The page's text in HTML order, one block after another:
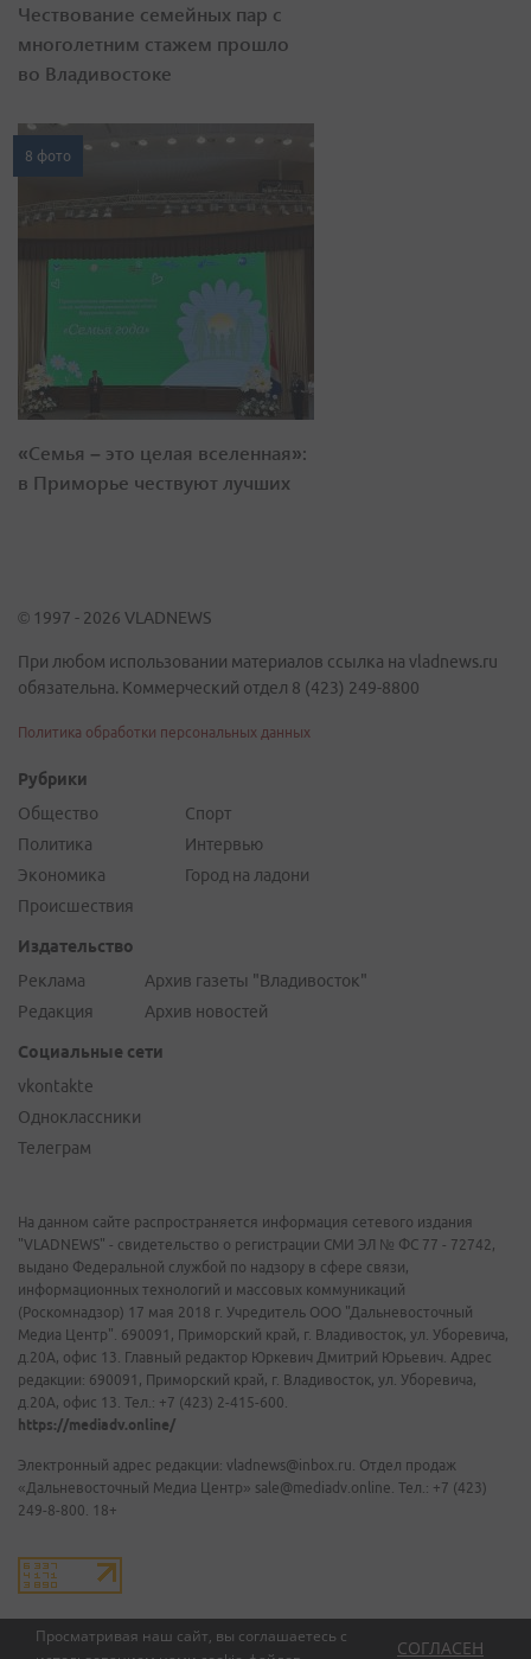
Просматривая наш сайт, вы соглашаетесь с
СОГЛАСЕН
Чествование семейных пар с
многолетним стажем прошло
во Владивостоке
8 фото
«Семья – это целая вселенная»:
в Приморье чествуют лучших
© 1997 - 2026 VLADNEWS
При любом использовании материалов ссылка на vladnews.ru
обязательна. Коммерческий отдел 8 (423) 249-8800
Политика обработки персональных данных
Рубрики
Общество
Политика
Экономика
Происшествия
Спорт
Интервью
Город на ладони
Издательство
Реклама
Редакция
Архив газеты "Владивосток"
Архив новостей
Социальные сети
vkontakte
Одноклассники
Телеграм
На данном сайте распространяется информация сетевого издания
"VLADNEWS" - свидетельство о регистрации СМИ ЭЛ № ФС 77 - 72742,
выдано Федеральной службой по надзору в сфере связи,
информационных технологий и массовых коммуникаций
(Роскомнадзор) 17 мая 2018 г. Учредитель ООО "Дальневосточный
Медиа Центр". 690091, Приморский край, г. Владивосток, ул. Уборевича,
д.20А, офис 13. Главный редактор Юркевич Дмитрий Юрьевич. Адрес
редакции: 690091, Приморский край, г. Владивосток, ул. Уборевича,
д.20А, офис 13. Тел.: +7 (423) 2-415-600.
https://mediadv.online/
Электронный адрес редакции: vladnews@inbox.ru. Отдел продаж
«Дальневосточный Медиа Центр» sale@mediadv.online. Тел.: +7 (423)
249-8-800. 18+